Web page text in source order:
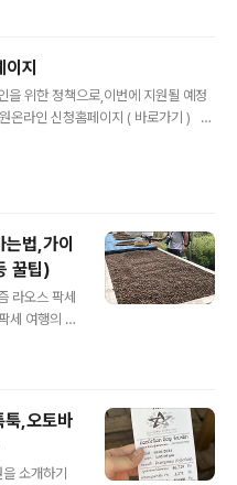
실 ! 그래
니다. 그래
마 렌터카
회원가입을
다.(이게 살
하지만, 라
지
을 위한 정책으로,이번에 지원될 예정
라인 신청홈페이지 ( 바로가기 ) 신
을 지원하기 위한 취지이며,배달비
상공인 배달비 30만원 신청 대상은
대상으로, 약 68만 명의 소상공인이
데..
법,가이
꿀팁)
라오스 팍세
세 여행의 전
세 여행준
!!! 라오스의
광객이 가
지역들 외에
벤 고원에
툭,오토바
소개하기